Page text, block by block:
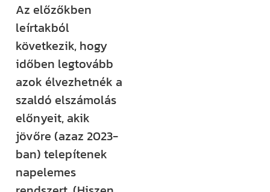
Az előzőkben
leírtakból
következik, hogy
időben legtovább
azok élvezhetnék a
szaldó elszámolás
előnyeit, akik
jövőre (azaz 2023-
ban) telepítenek
napelemes